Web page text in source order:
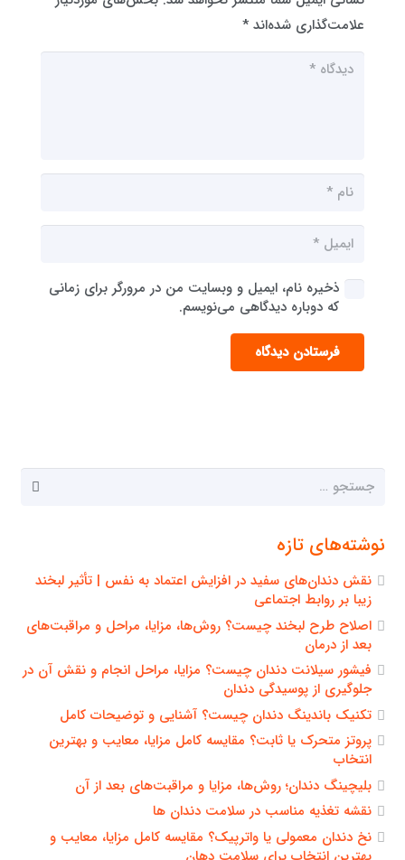
علامت‌گذاری شده‌اند *
ذخیره نام، ایمیل و وبسایت من در مرورگر برای زمانی
که دوباره دیدگاهی می‌نویسم.
فرستادن دیدگاه
جستجو
نوشته‌های تازه
نقش دندان‌های سفید در افزایش اعتماد به نفس | تأثیر لبخند
زیبا بر روابط اجتماعی
اصلاح طرح لبخند چیست؟ روش‌ها، مزایا، مراحل و مراقبت‌های
بعد از درمان
فیشور سیلانت دندان چیست؟ مزایا، مراحل انجام و نقش آن در
جلوگیری از پوسیدگی دندان
تکنیک باندینگ دندان چیست؟ آشنایی و توضیحات کامل
پروتز متحرک یا ثابت؟ مقایسه کامل مزایا، معایب و بهترین
انتخاب
بلیچینگ دندان؛ روش‌ها، مزایا و مراقبت‌های بعد از آن
نقشه تغذیه مناسب در سلامت دندان ها
نخ دندان معمولی یا واترپیک؟ مقایسه کامل مزایا، معایب و